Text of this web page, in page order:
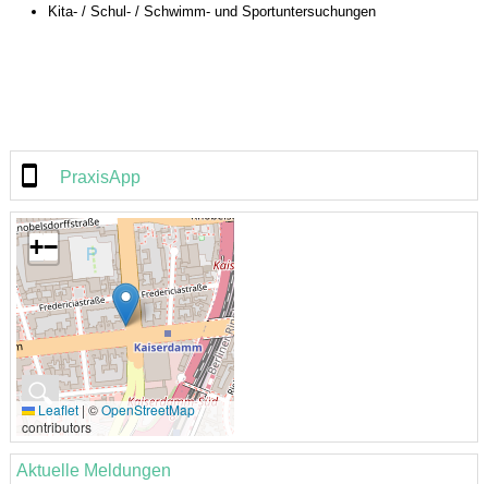
Kita- / Schul- / Schwimm- und Sportuntersuchungen
PraxisApp
🔍
+−
Leaflet | ©OpenStreetMap
contributors
Aktuelle Meldungen